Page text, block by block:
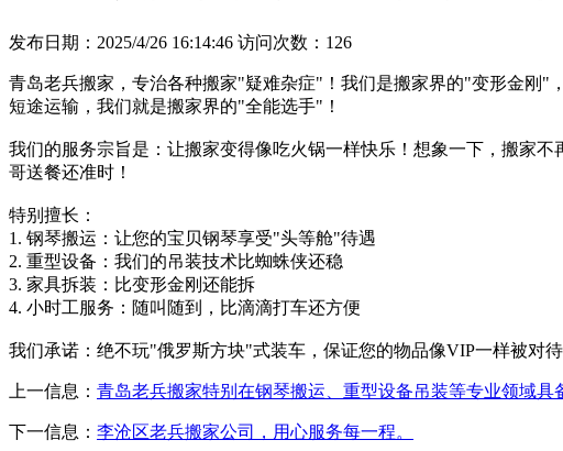
发布日期：2025/4/26 16:14:46 访问次数：126
青岛老兵搬家，专治各种搬家"疑难杂症"！我们是搬家界的"变形金刚"
短途运输，我们就是搬家界的"全能选手"！
我们的服务宗旨是：让搬家变得像吃火锅一样快乐！想象一下，搬家
哥送餐还准时！
特别擅长：
1. 钢琴搬运：让您的宝贝钢琴享受"头等舱"待遇
2. 重型设备：我们的吊装技术比蜘蛛侠还稳
3. 家具拆装：比变形金刚还能拆
4. 小时工服务：随叫随到，比滴滴打车还方便
我们承诺：绝不玩"俄罗斯方块"式装车，保证您的物品像VIP一样被对
上一信息： 青岛老兵搬家特别在钢琴搬运、重型设备吊装等专业领域具
下一信息： 李沧区老兵搬家公司，用心服务每一程。